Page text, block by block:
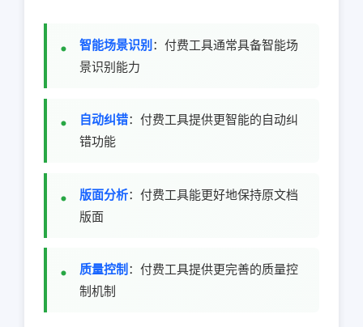
智能场景识别 ：付费工具通常具备智能场
景识别能力
自动纠错：付费工具提供更智能的自动纠
错功能
版面分析：付费工具能更好地保持原文档
版面
质量控制 ：付费工具提供更完善的质量控
制机制